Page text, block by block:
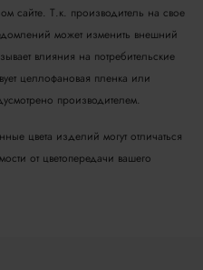
сайте. Т.к. производитель на свое
может изменить внешний
влияния на потребительские
целлофановая пленка или
производителем.
цвета изделий могут отличаться
от цветопередачи вашего